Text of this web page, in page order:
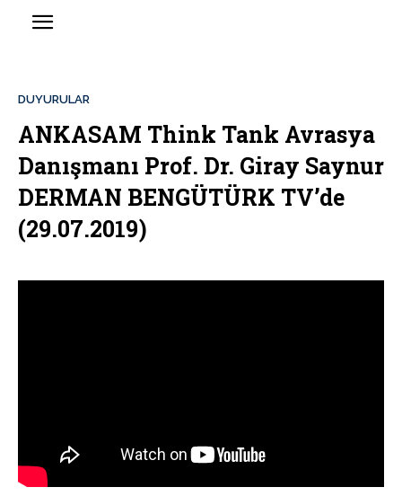
DUYURULAR
ANKASAM Think Tank Avrasya
Danışmanı Prof. Dr. Giray Saynur
DERMAN BENGÜTÜRK TV’de
(29.07.2019)